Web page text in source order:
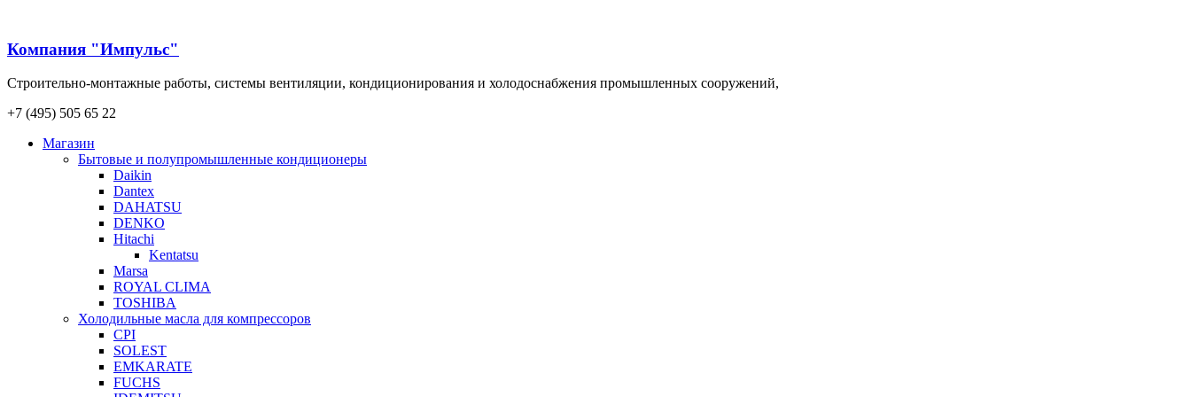
Компания "Импульс"
Строительно-монтажные работы, системы вентиляции, кондиционирования и холодоснабжения промышленных сооружений,
+7 (495) 505 65 22
Магазин
Бытовые и полупромышленные кондиционеры
Daikin
Dantex
DAHATSU
DENKO
Hitachi
Kentatsu
Marsa
ROYAL CLIMA
TOSHIBA
Холодильные масла для компрессоров
CPI
SOLEST
EMKARATE
FUCHS